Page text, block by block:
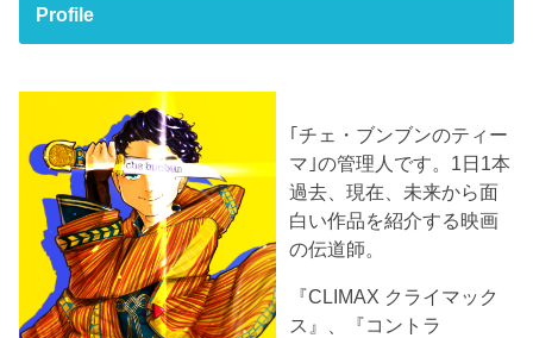
Profile
｢チェ・ブンブンのティー
マ｣の管理人です。1日1本
過去、現在、未来から面
白い作品を紹介する映画
の伝道師。
『CLIMAX クライマック
ス』、『コントラ